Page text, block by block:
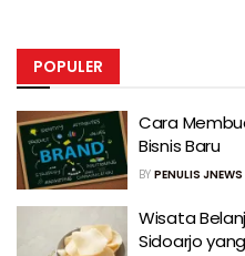
POPULER
Cara
Bisnis Baru
BY PENULIS JNEWS
Wisata
Sidoarjo